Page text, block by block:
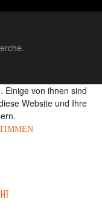
Einige von ihnen sind
Website und Ihre